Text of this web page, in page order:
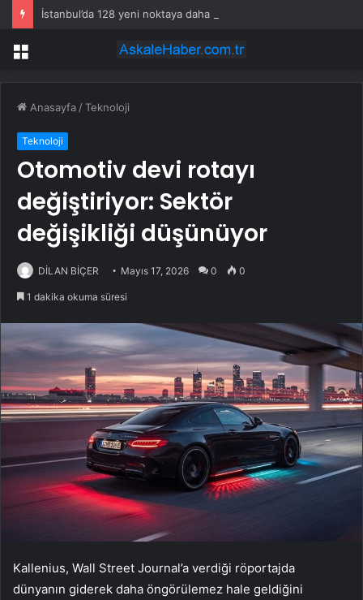
İstanbul’da 128 yeni noktaya daha EDS geliyor
Menü
Anasayfa /Teknoloji
Teknoloji
Otomotiv devi rotayı
değiştiriyor: Sektör
değişikliği düşünüyor
DİLAN BİÇER Mayıs 17, 2026 0 0
1 dakika okuma süresi
Kallenius, Wall Street Journal’a verdiği röportajda
dünyanın giderek daha öngörülemez hale geldiğini